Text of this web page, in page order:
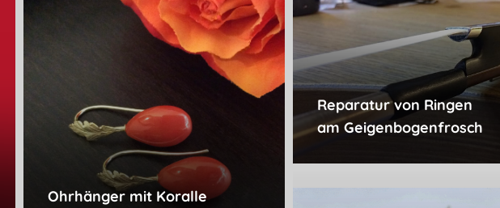
Ohrhänger mit Koralle
Reparatur von Ringen
am Geigenbogenfrosch